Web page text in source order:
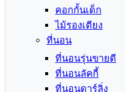
คอกกั้นเด็ก
ไม้รองเตียง
ที่นอน
ที่นอนรุ่นขายดี
ที่นอนลัคกี้
ที่นอนดาร์ลิ่ง